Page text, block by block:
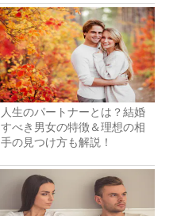
人生のパートナーとは？結婚
すべき男女の特徴＆理想の相
手の見つけ方も解説！